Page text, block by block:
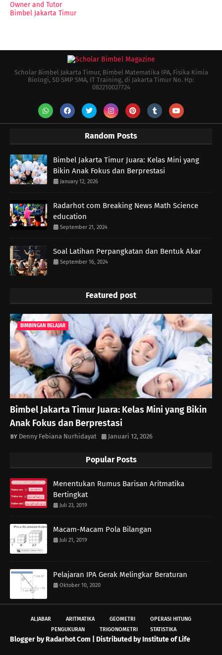
Owner and Tutor
Bimbel Jakarta Timur
Scholar Bimbel Jakarta Timur, Bimbel Matematika IPA, Fisika Kimia
Biologi, SD SMP SMA, IT Training, di Jakarta Timur No. Hp:
082210027724
Random Posts
Bimbel Jakarta Timur Juara: Kelas Mini yang
Bikin Anak Fokus dan Berprestasi
January 12, 2026
Radarhot com Breaking News Math Science
education
September 21, 2024
Soal Latihan Perpangkatan dan Bentuk Akar
September 16, 2024
Featured post
BIMBINGAN BELAJAR
Bimbel Jakarta Timur Juara: Kelas Mini yang Bikin
Anak Fokus dan Berprestasi
Denny Febiana Nurhidayat Januari 12, 2026
Popular Posts
Menentukan Rumus Barisan Aritmatika
Bertingkat
Juli 23, 2019
Macam-Macam Pola Bilangan
Juli 21, 2019
Pelajaran IPA Gerak Melingkar Beraturan
Oktober 10, 2020
ALJABAR ARITMATIKA GEOMETRI
OPERASI HITUNG
PENGUKURAN
TRIGONOMETRI STATISTIKA
Blogger byRadarhot Com | Distributed byInstitute of Life